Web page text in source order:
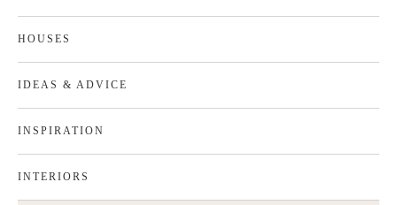
HOUSES
IDEAS & ADVICE
INSPIRATION
INTERIORS